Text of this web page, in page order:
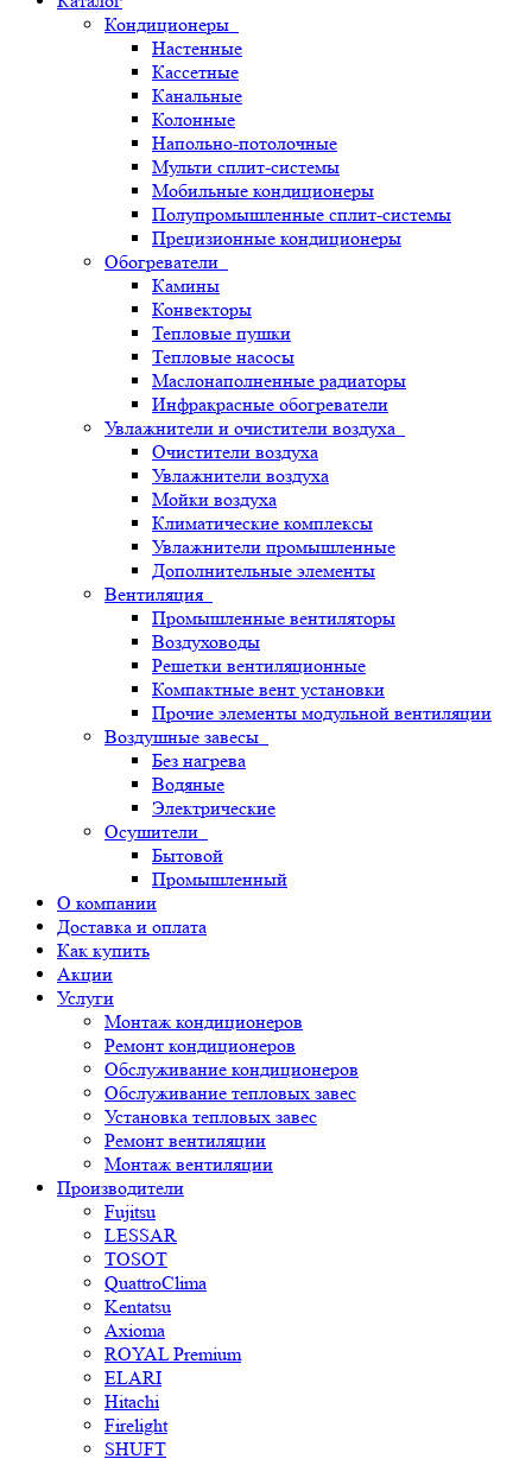
Кондиционеры
Настенные
Кассетные
Канальные
Колонные
Напольно-потолочные
Мульти сплит-системы
Мобильные кондиционеры
Полупромышленные сплит-системы
Прецизионные кондиционеры
Обогреватели
Камины
Конвекторы
Тепловые пушки
Тепловые насосы
Маслонаполненные радиаторы
Инфракрасные обогреватели
Увлажнители и очистители воздуха
Очистители воздуха
Увлажнители воздуха
Мойки воздуха
Климатические комплексы
Увлажнители промышленные
Дополнительные элементы
Вентиляция
Промышленные вентиляторы
Воздуховоды
Решетки вентиляционные
Компактные вент установки
Прочие элементы модульной вентиляции
Воздушные завесы
Без нагрева
Водяные
Электрические
Осушители
Бытовой
Промышленный
О компании
Доставка и оплата
Как купить
Акции
Услуги
Монтаж кондиционеров
Ремонт кондиционеров
Обслуживание кондиционеров
Обслуживание тепловых завес
Установка тепловых завес
Ремонт вентиляции
Монтаж вентиляции
Производители
Fujitsu
LESSAR
TOSOT
QuattroClima
Kentatsu
Axioma
ROYAL Premium
ELARI
Hitachi
Firelight
SHUFT